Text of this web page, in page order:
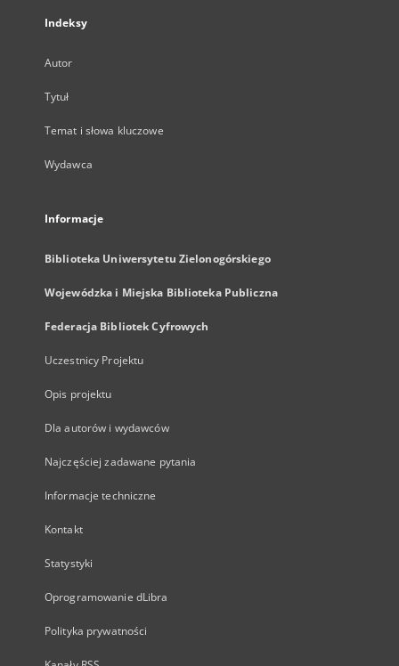
Indeksy
Autor
Tytuł
Temat i słowa kluczowe
Wydawca
Informacje
Biblioteka Uniwersytetu Zielonogórskiego
Wojewódzka i Miejska Biblioteka Publiczna
Federacja Bibliotek Cyfrowych
Uczestnicy Projektu
Opis projektu
Dla autorów i wydawców
Najczęściej zadawane pytania
Informacje techniczne
Kontakt
Statystyki
Oprogramowanie dLibra
Polityka prywatności